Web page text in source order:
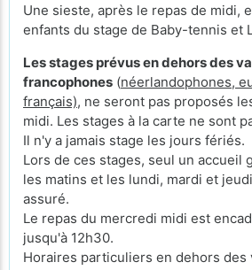
Une sieste, après le repas de midi,
enfants du stage de Baby-tennis et
Les stages prévus en dehors des
francophones (néerlandophones,
français), ne seront pas proposés
midi. Les stages à la carte ne sont
Il n'y a jamais stage les jours fériés.
Lors de ces stages, seul un accueil
les matins et les lundi, mardi et
assuré.
Le repas du mercredi midi est
jusqu'à 12h30.
Horaires particuliers en dehors des